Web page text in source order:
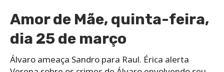
Amor de Mãe, quinta-feira,
dia 25 de março
Álvaro ameaça Sandro para Raul. Érica alerta